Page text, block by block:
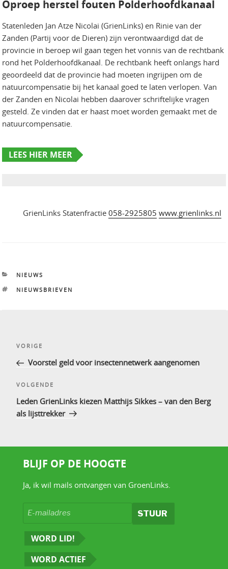
Oproep herstel fouten Polderhoofdkanaal
Statenleden Jan Atze Nicolai (GrienLinks) en Rinie van der
Zanden (Partij voor de Dieren) zijn verontwaardigd dat de
provincie in beroep wil gaan tegen het vonnis van de rechtbank
rond het Polderhoofdkanaal. De rechtbank heeft onlangs hard
geoordeeld dat de provincie had moeten ingrijpen om de
natuurcompensatie bij het kanaal goed te laten verlopen. Van
der Zanden en Nicolai hebben daarover schriftelijke vragen
gesteld. Ze vinden dat er haast moet worden gemaakt met de
natuurcompensatie.
LEES HIER MEER
GrienLinks Statenfractie 058-2925805 www.grienlinks.nl
CATEGORIEËN
NIEUWS
TAGS
NIEUWSBRIEVEN
Vorig
bericht
VORIGE
Voorstel geld voor insectennetwerk aangenomen
Volgend
bericht
VOLGENDE
Leden GrienLinks kiezen Matthijs Sikkes – van den Berg
als lijsttrekker
BLIJF OP DE HOOGTE
Ja, ik wil mails ontvangen van GroenLinks.
WORD LID!
WORD ACTIEF